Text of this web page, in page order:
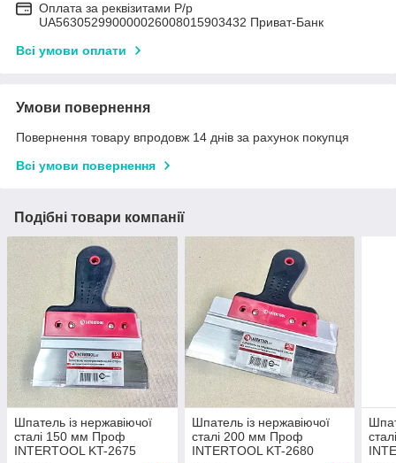
Оплата за реквізитами Р/р
UA563052990000026008015903432 Приват-Банк
Всі умови оплати
Умови повернення
Повернення товару впродовж 14 днів за рахунок покупця
Всі умови повернення
Подібні товари компанії
Шпатель із нержавіючої
сталі 150 мм Проф
INTERTOOL KT-2675
Шпатель із нержавіючої
сталі 200 мм Проф
INTERTOOL KT-2680